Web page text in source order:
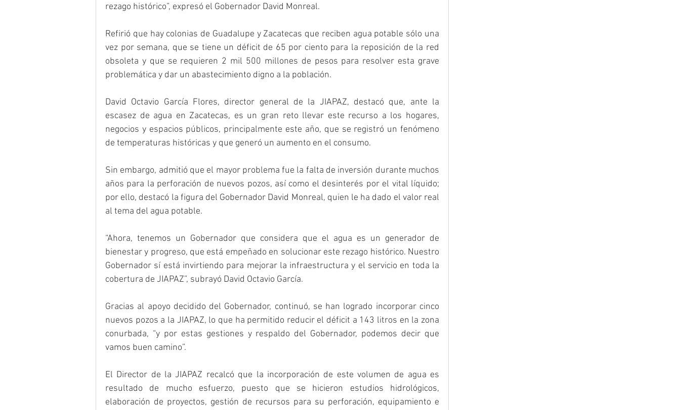
rezago histórico”, expresó el Gobernador David Monreal.
Refirió que hay colonias de Guadalupe y Zacatecas que reciben agua potable sólo una
vez por semana, que se tiene un déficit de 65 por ciento para la reposición de la red
obsoleta y que se requieren 2 mil 500 millones de pesos para resolver esta grave
problemática y dar un abastecimiento digno a la población.
David Octavio García Flores, director general de la JIAPAZ, destacó que, ante la
escasez de agua en Zacatecas, es un gran reto llevar este recurso a los hogares,
negocios y espacios públicos, principalmente este año, que se registró un fenómeno
de temperaturas históricas y que generó un aumento en el consumo.
Sin embargo, admitió que el mayor problema fue la falta de inversión durante muchos
años para la perforación de nuevos pozos, así como el desinterés por el vital líquido;
por ello, destacó la figura del Gobernador David Monreal, quien le ha dado el valor real
al tema del agua potable.
“Ahora, tenemos un Gobernador que considera que el agua es un generador de
bienestar y progreso, que está empeñado en solucionar este rezago histórico. Nuestro
Gobernador sí está invirtiendo para mejorar la infraestructura y el servicio en toda la
cobertura de JIAPAZ”, subrayó David Octavio García.
Gracias al apoyo decidido del Gobernador, continuó, se han logrado incorporar cinco
nuevos pozos a la JIAPAZ, lo que ha permitido reducir el déficit a 143 litros en la zona
conurbada, “y por estas gestiones y respaldo del Gobernador, podemos decir que
vamos buen camino”.
El Director de la JIAPAZ recalcó que la incorporación de este volumen de agua es
resultado de mucho esfuerzo, puesto que se hicieron estudios hidrológicos,
elaboración de proyectos, gestión de recursos para su perforación, equipamiento e